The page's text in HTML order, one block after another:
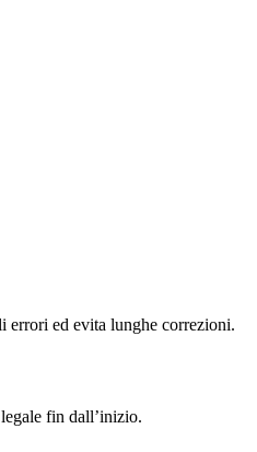
errori ed evita lunghe correzioni.
fin dall’inizio.